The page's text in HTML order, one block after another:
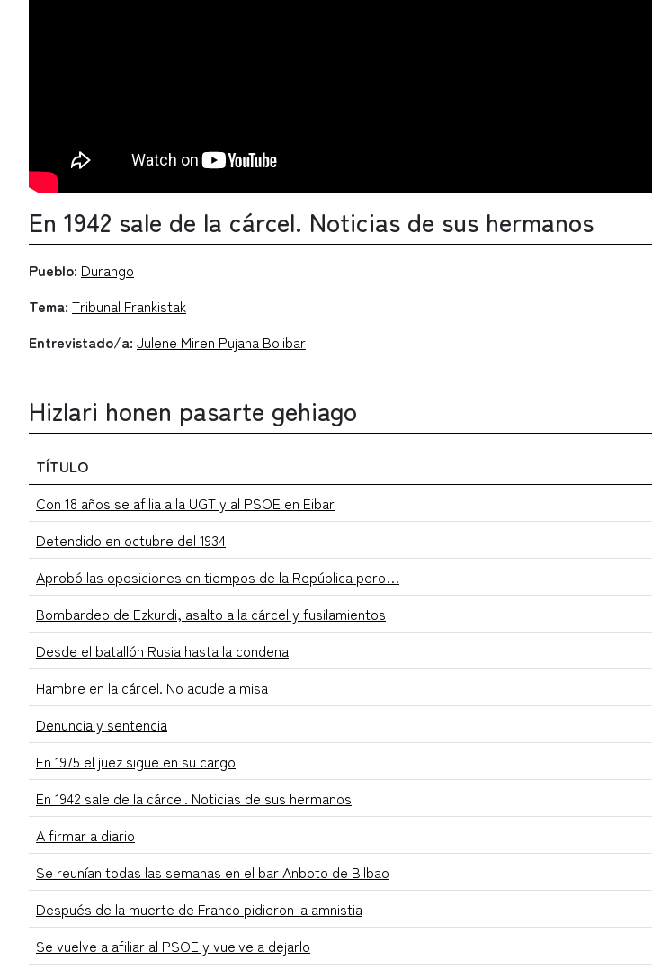
En 1942 sale de la cárcel. Noticias de sus hermanos
Pueblo: Durango
Tema: Tribunal Frankistak
Entrevistado/a: Julene Miren Pujana Bolibar
Hizlari honen pasarte gehiago
TÍTULO
Con 18 años se afilia a la UGT y al PSOE en Eibar
Detendido en octubre del 1934
Aprobó las oposiciones en tiempos de la República pero…
Bombardeo de Ezkurdi, asalto a la cárcel y fusilamientos
Desde el batallón Rusia hasta la condena
Hambre en la cárcel. No acude a misa
Denuncia y sentencia
En 1975 el juez sigue en su cargo
En 1942 sale de la cárcel. Noticias de sus hermanos
A firmar a diario
Se reunían todas las semanas en el bar Anboto de Bilbao
Después de la muerte de Franco pidieron la amnistia
Se vuelve a afiliar al PSOE y vuelve a dejarlo